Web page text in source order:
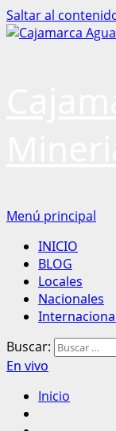
Saltar al
Menú principal
INICIO
BLOG
Locales
Nacionales
Buscar:
En vivo
Inicio